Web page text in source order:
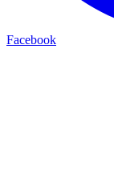
Facebook